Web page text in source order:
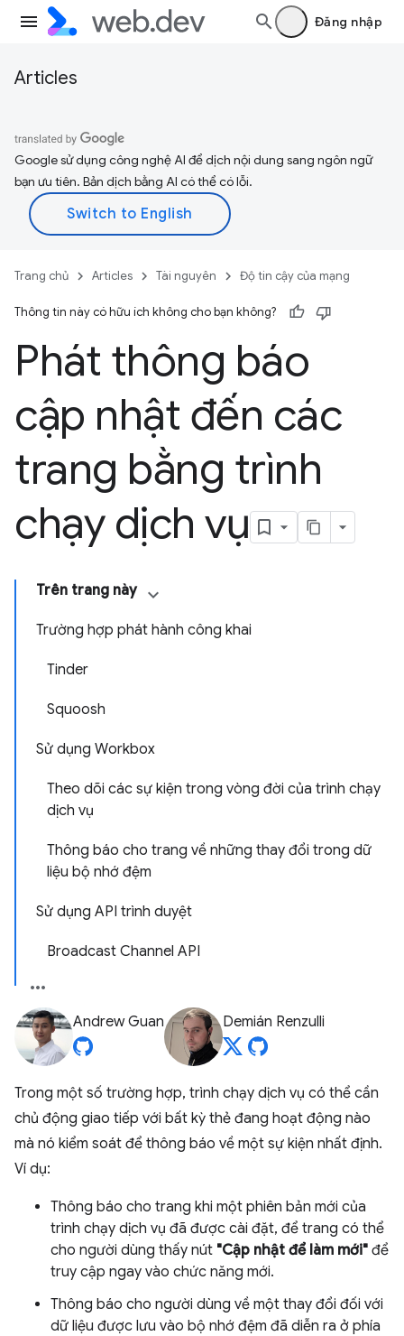
Đăng nhập
Articles
Google sử dụng công nghệ AI để dịch nội dung sang ngôn ngữ
bạn ưu tiên. Bản dịch bằng AI có thể có lỗi.
Trang chủ Articles Tài nguyên Độ tin cậy của mạng
Thông tin này có hữu ích không cho bạn không?
Phát thông báo
cập nhật đến các
trang bằng trình
chạy dịch vụ
Trên trang này
Trường hợp phát hành công khai
Tinder
Squoosh
Sử dụng Workbox
Theo dõi các sự kiện trong vòng đời của trình chạy
dịch vụ
Thông báo cho trang về những thay đổi trong dữ
liệu bộ nhớ đệm
Sử dụng API trình duyệt
Broadcast Channel API
Andrew Guan Demián Renzulli
Trong một số trường hợp, trình chạy dịch vụ có thể cần
chủ động giao tiếp với bất kỳ thẻ đang hoạt động nào
mà nó kiểm soát để thông báo về một sự kiện nhất định.
Ví dụ:
Thông báo cho trang khi một phiên bản mới của
trình chạy dịch vụ đã được cài đặt, để trang có thể
cho người dùng thấy nút "Cập nhật để làm mới" để
truy cập ngay vào chức năng mới.
Thông báo cho người dùng về một thay đổi đối với
dữ liệu được lưu vào bộ nhớ đệm đã diễn ra ở phía